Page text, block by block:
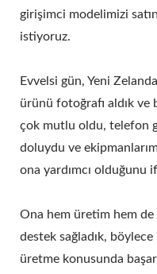
girişimci modelimizi
istiyoruz.
Evvelsi gün, Yeni
ürünü fotoğrafı aldık ve
çok mutlu oldu, telefon
doluydu ve
ona yardımcı olduğunu
Ona hem üretim hem
destek sağladık, böylece
üretme konusunda